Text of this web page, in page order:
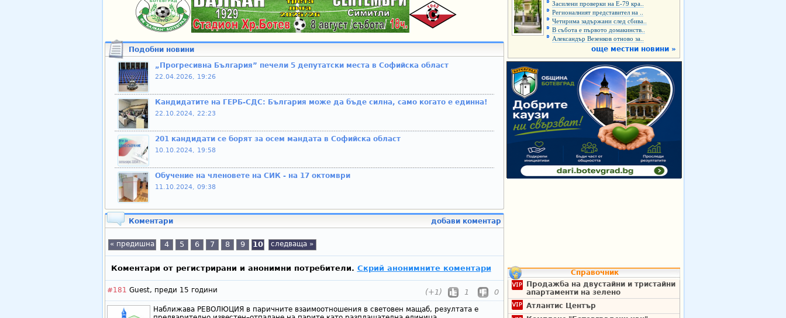
Подобни новини
„Прогресивна България” печели 5 депутатски места в Софийска област
22.04.2026, 19:26
Кандидатите на ГЕРБ-СДС: България може да бъде силна, само когато е единна!
22.10.2024, 22:23
201 кандидати се борят за осем мандата в Софийска област
10.10.2024, 19:58
Обучение на членовете на СИК - на 17 октомври
11.10.2024, 09:38
Коментари добави коментар
« предишна 4 5 6 7 8 9 10 следваща »
Коментари от регистрирани и анонимни потребители. Скрий анонимните коментари
#181 Guest, преди 15 години (+1) 1 0
Наближава РЕВОЛЮЦИЯ в паричните взаимоотношения в световен мащаб, резултата е
Засилени проверки на Е-79 кра..
Регионалният представител на ..
Четирима задържани след сбива..
В събота е първото домакинств..
Александър Везенков отново за..
още местни новини »
Справочник
Продажба на двустайни и тристайни
апартаменти на зелено
Атлантис Център